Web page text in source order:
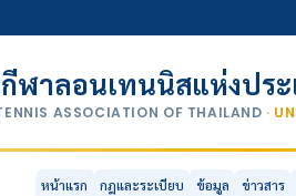
ฬาลอนเทนนิสแห่งปร
ASSOCIATION OF THAILAND ·
หน้าแรก กฎและระเบียบ ข้อมูล ข่าวสาร